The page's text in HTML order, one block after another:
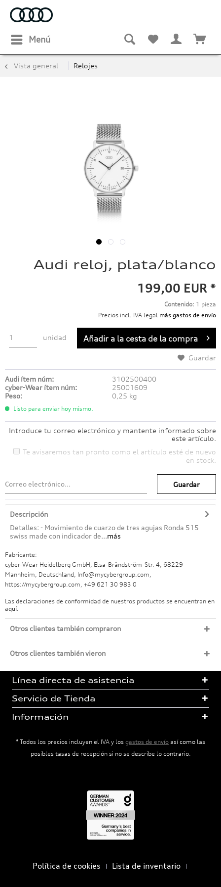
Menú
Vista general Relojes
Audi reloj, plata/blanco
199,00 EUR *
Contenido: 1 pieza
Precios incl. IVA legal más gastos de envío
unidad Añadir a la cesta de la compra
Guardar
Audi ítem núm:
3102500400
cyber-Wear ítem núm:
25001609
Peso:
0,25 kg
Listo para enviar hoy mismo.
Introduce tu correo electrónico y mantente informado sobre
este artículo.
Te avisaremos tan pronto como el artículo esté de nuevo
en stock.
Guardar
Descripción
Detalles: - Movimiento de cuarzo de tres agujas Ronda 515
swiss made con indicador de...más
Fabricante:
cyber-Wear Heidelberg GmbH, Elsa-Brändström-Str. 4, 68229
Mannheim, Deutschland, Info@mycybergroup.com,
https://mycybergroup.com, +49 621 30 983 0
Las declaraciones de conformidad de nuestros productos se encuentran en
aquí.
Otros clientes también compraron
Otros clientes también vieron
Línea directa de asistencia
Servicio de Tienda
Información
* Todos los precios incluyen el IVA y los gastos de envío así como las
posibles tasas de recepción si no se describe lo contrario.
Política de cookies Lista de inventario